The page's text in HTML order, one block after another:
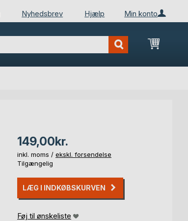
Min konto
Nyhedsbrev Hjælp
Min
149,00kr.
inkl. moms / ekskl. forsendelse
Tilgængelig
LÆG I INDKØBSKURVEN
Føj til ønskeliste